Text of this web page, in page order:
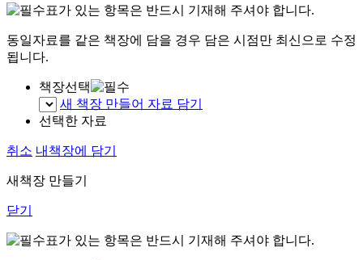
표가 있는 항목은 반드시 기재해 주셔야 합니다.
동일자료를 같은 책장에 담을 경우 담은 시점만 최신으로 수정
됩니다.
책장선택
새 책장 만들어 자료 담기
선택한 자료
취소 내책장에 담기
새책장 만들기
닫기
표가 있는 항목은 반드시 기재해 주셔야 합니다.